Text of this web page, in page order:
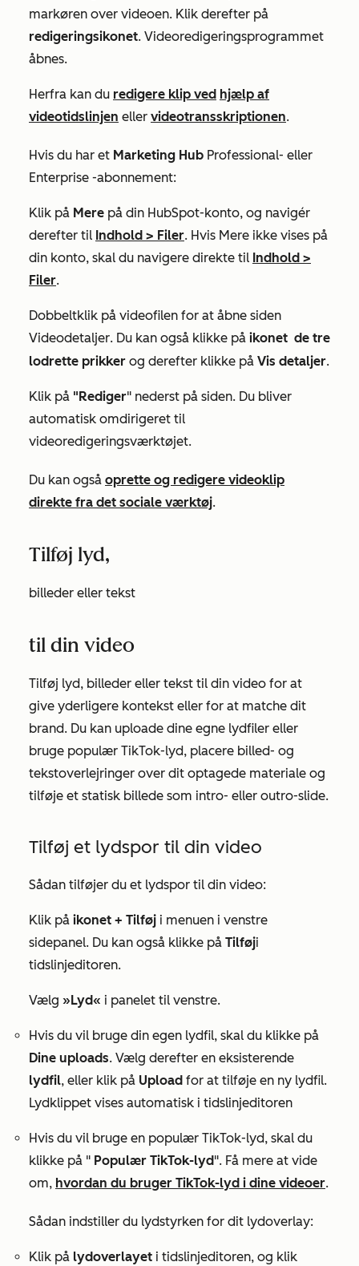
markøren over videoen. Klik derefter på
redigeringsikonet. Videoredigeringsprogrammet
åbnes.
Herfra kan du redigere klip ved hjælp af
videotidslinjen eller videotransskriptionen.
Hvis du har et Marketing Hub Professional- eller
Enterprise -abonnement:
Klik på Mere på din HubSpot-konto, og navigér
derefter til Indhold > Filer. Hvis Mere ikke vises på
din konto, skal du navigere direkte til Indhold >
Filer.​
Dobbeltklik på videofilen for at åbne siden
Videodetaljer. Du kan også klikke på ikonet de tre
lodrette prikker og derefter klikke på Vis detaljer.
Klik på "Rediger" nederst på siden. Du bliver
automatisk omdirigeret til
videoredigeringsværktøjet.
Du kan også oprette og redigere videoklip
direkte fra det sociale værktøj.
Tilføj lyd,
billeder eller tekst
til din video
Tilføj lyd, billeder eller tekst til din video for at
give yderligere kontekst eller for at matche dit
brand. Du kan uploade dine egne lydfiler eller
bruge populær TikTok-lyd, placere billed- og
tekstoverlejringer over dit optagede materiale og
tilføje et statisk billede som intro- eller outro-slide.
Tilføj et lydspor til din video
Sådan tilføjer du et lydspor til din video:
Klik på ikonet + Tilføj i menuen i venstre
sidepanel. Du kan også klikke på Tilføji
tidslinjeditoren.
Vælg »Lyd« i panelet til venstre.
Hvis du vil bruge din egen lydfil, skal du klikke på
Dine uploads. Vælg derefter en eksisterende
lydfil, eller klik på Upload for at tilføje en ny lydfil.
Lydklippet vises automatisk i tidslinjeditoren
Hvis du vil bruge en populær TikTok-lyd, skal du
klikke på " Populær TikTok-lyd". Få mere at vide
om, hvordan du bruger TikTok-lyd i dine videoer.
Sådan indstiller du lydstyrken for dit lydoverlay:
Klik på lydoverlayet i tidslinjeditoren, og klik